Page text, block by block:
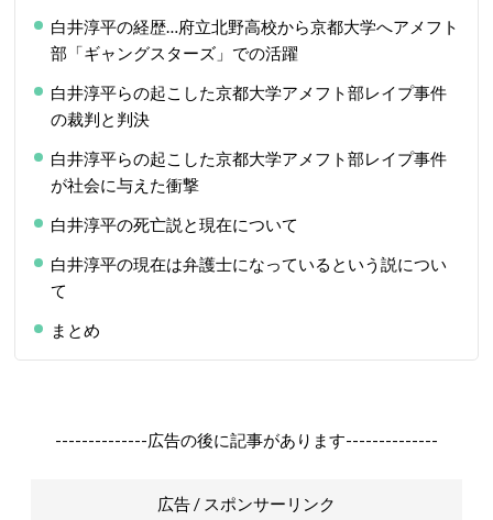
白井淳平の経歴…府立北野高校から京都大学へアメフト
部「ギャングスターズ」での活躍
白井淳平らの起こした京都大学アメフト部レイプ事件
の裁判と判決
白井淳平らの起こした京都大学アメフト部レイプ事件
が社会に与えた衝撃
白井淳平の死亡説と現在について
白井淳平の現在は弁護士になっているという説につい
て
まとめ
--------------広告の後に記事があります--------------
広告 / スポンサーリンク